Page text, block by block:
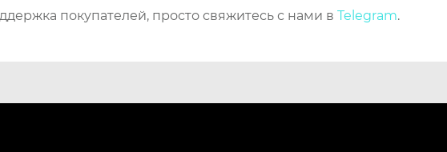
покупателей, просто свяжитесь с нами в Telegram.